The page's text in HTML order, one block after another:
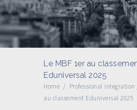
Le MBF 1er au
Eduniversal 2025
Home / Professional integration
au classement Eduniversal 2025